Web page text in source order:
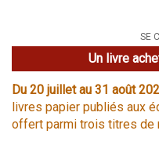
SE
Un livre
Du 20 juillet au 31 août
livres papier publiés aux
offert parmi trois titres de